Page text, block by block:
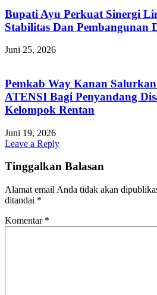
Bupati Ayu Perkuat Sinergi
Stabilitas Dan Pembangunan
Juni 25, 2026
Pemkab Way Kanan
ATENSI Bagi Penyandang
Kelompok Rentan
Juni 19, 2026
Leave a Reply
Tinggalkan Balasan
Alamat email Anda tidak akan
ditandai *
Komentar *